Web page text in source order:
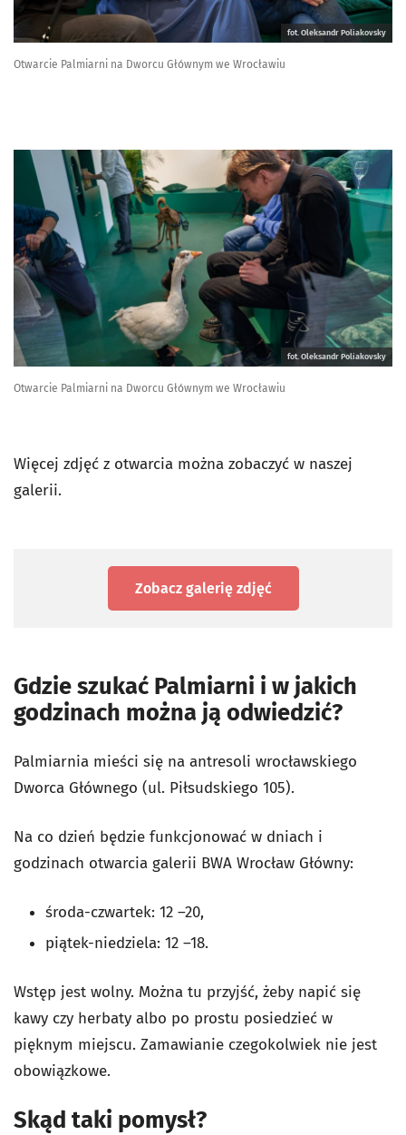
fot. Oleksandr Poliakovsky
Otwarcie Palmiarni na Dworcu Głównym we Wrocławiu
fot. Oleksandr Poliakovsky
Otwarcie Palmiarni na Dworcu Głównym we Wrocławiu
Więcej zdjęć z otwarcia można zobaczyć w naszej
galerii.
Zobacz galerię zdjęć
Gdzie szukać Palmiarni i w jakich
godzinach można ją odwiedzić?
Palmiarnia mieści się na antresoli wrocławskiego
Dworca Głównego (ul. Piłsudskiego 105).
Na co dzień będzie funkcjonować w dniach i
godzinach otwarcia galerii BWA Wrocław Główny:
środa-czwartek: 12 –20,
piątek-niedziela: 12 –18.
Wstęp jest wolny. Można tu przyjść, żeby napić się
kawy czy herbaty albo po prostu posiedzieć w
pięknym miejscu. Zamawianie czegokolwiek nie jest
obowiązkowe.
Skąd taki pomysł?